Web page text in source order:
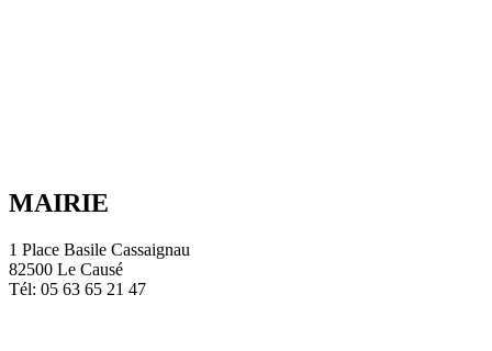
MAIRIE
1 Place Basile Cassaignau
82500 Le Causé
Tél: 05 63 65 21 47